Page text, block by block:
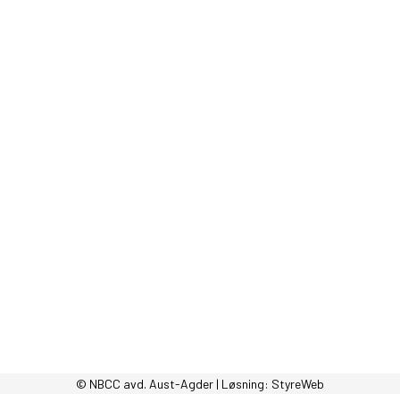
© NBCC avd. Aust-Agder | Løsning: StyreWeb